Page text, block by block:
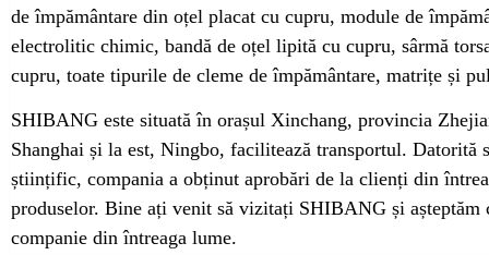
de împământare din oțel placat cu cupru, module de
electrolitic chimic, bandă de oțel lipită cu cupru, sârmă
cupru, toate tipurile de cleme de împământare, matrițe și
SHIBANG este situată în orașul Xinchang, provincia
Shanghai și la est, Ningbo, facilitează transportul. Datorită
științific, compania a obținut aprobări de la clienți din
produselor. Bine ați venit să vizitați SHIBANG și așteptăm
companie din întreaga lume.